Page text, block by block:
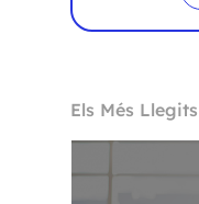
Els Més Llegits